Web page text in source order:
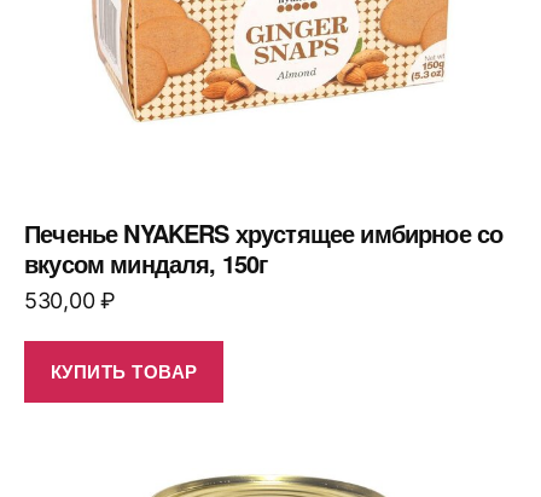
Печенье NYAKERS хрустящее имбирное со
вкусом миндаля, 150г
530,00₽
КУПИТЬ ТОВАР